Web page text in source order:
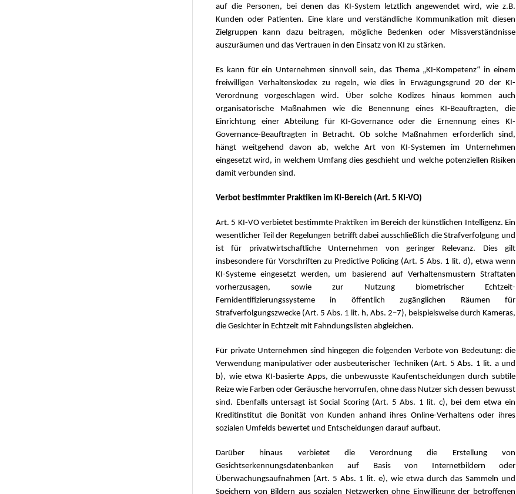
auf die Personen, bei denen das KI-System letztlich angewendet wird, wie z.B.
Kunden oder Patienten. Eine klare und verständliche Kommunikation mit diesen
Zielgruppen kann dazu beitragen, mögliche Bedenken oder Missverständnisse
auszuräumen und das Vertrauen in den Einsatz von KI zu stärken.
Es kann für ein Unternehmen sinnvoll sein, das Thema „KI-Kompetenz“ in einem
freiwilligen Verhaltenskodex zu regeln, wie dies in Erwägungsgrund 20 der KI-
Verordnung vorgeschlagen wird. Über solche Kodizes hinaus kommen auch
organisatorische Maßnahmen wie die Benennung eines KI-Beauftragten, die
Einrichtung einer Abteilung für KI-Governance oder die Ernennung eines KI-
Governance-Beauftragten in Betracht. Ob solche Maßnahmen erforderlich sind,
hängt weitgehend davon ab, welche Art von KI-Systemen im Unternehmen
eingesetzt wird, in welchem Umfang dies geschieht und welche potenziellen Risiken
damit verbunden sind.
Verbot bestimmter Praktiken im KI-Bereich (Art. 5 KI-VO)
Art. 5 KI-VO verbietet bestimmte Praktiken im Bereich der künstlichen Intelligenz. Ein
wesentlicher Teil der Regelungen betrifft dabei ausschließlich die Strafverfolgung und
ist für privatwirtschaftliche Unternehmen von geringer Relevanz. Dies gilt
insbesondere für Vorschriften zu Predictive Policing (Art. 5 Abs. 1 lit. d), etwa wenn
KI-Systeme eingesetzt werden, um basierend auf Verhaltensmustern Straftaten
vorherzusagen, sowie zur Nutzung biometrischer Echtzeit-
Fernidentifizierungssysteme in öffentlich zugänglichen Räumen für
Strafverfolgungszwecke (Art. 5 Abs. 1 lit. h, Abs. 2–7), beispielsweise durch Kameras,
die Gesichter in Echtzeit mit Fahndungslisten abgleichen.
Für private Unternehmen sind hingegen die folgenden Verbote von Bedeutung: die
Verwendung manipulativer oder ausbeuterischer Techniken (Art. 5 Abs. 1 lit. a und
b), wie etwa KI-basierte Apps, die unbewusste Kaufentscheidungen durch subtile
Reize wie Farben oder Geräusche hervorrufen, ohne dass Nutzer sich dessen bewusst
sind. Ebenfalls untersagt ist Social Scoring (Art. 5 Abs. 1 lit. c), bei dem etwa ein
Kreditinstitut die Bonität von Kunden anhand ihres Online-Verhaltens oder ihres
sozialen Umfelds bewertet und Entscheidungen darauf aufbaut.
Darüber hinaus verbietet die Verordnung die Erstellung von
Gesichtserkennungsdatenbanken auf Basis von Internetbildern oder
Überwachungsaufnahmen (Art. 5 Abs. 1 lit. e), wie etwa durch das Sammeln und
Speichern von Bildern aus sozialen Netzwerken ohne Einwilligung der betroffenen